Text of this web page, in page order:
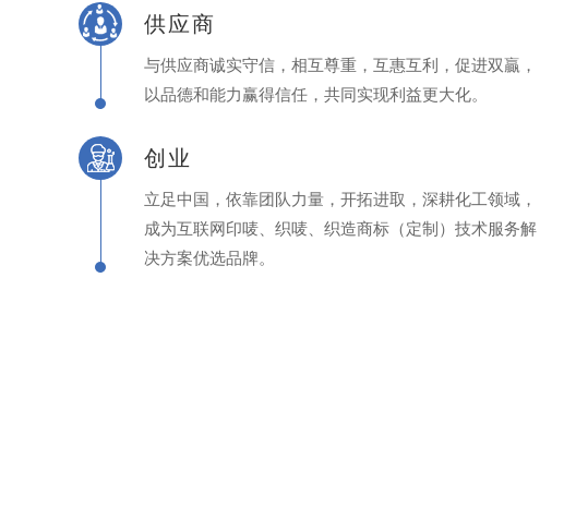
供应商
与供应商诚实守信，相互尊重，互惠互利，促进双贏，
以品德和能力赢得信任，共同实现利益更大化。
创业
立足中国，依靠团队力量，开拓进取，深耕化工领域，
成为互联网印唛、织唛、织造商标（定制）技术服务解
决方案优选品牌。